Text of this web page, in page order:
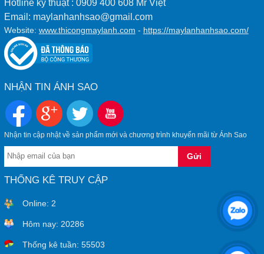
Hotline kỹ thuật : 0909 400 608 Mr Việt
Email: maylanhanhsao@gmail.com
Website: www.thicongmaylanh.com - https://maylanhanhsao.com/
NHẬN TIN ÁNH SAO
Nhận tin cập nhật về sản phẩm mới và chương trình khuyến mãi từ Ánh Sao
THỐNG KÊ TRUY CẬP
Online: 2
Hôm nay: 20286
Thống kê tuần: 55503